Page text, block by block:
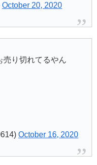
October 20, 2020
売り切れてるやん
October 16, 2020